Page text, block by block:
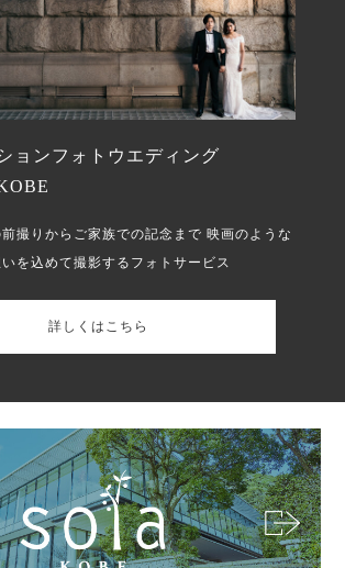
ョンフォトウエディング
撮りからご家族での記念まで 映画のような
を込めて撮影するフォトサービス
詳しくはこちら